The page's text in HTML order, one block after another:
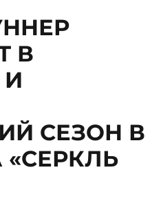
В
СЕЗОН В